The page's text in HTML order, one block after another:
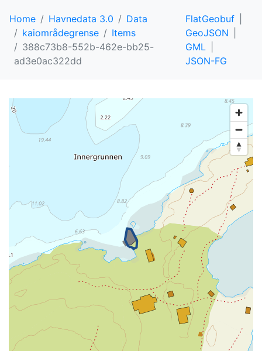
Home Havnedata 3.0
Data
kaiområdegrense
Items
388c73b8-552b-462e-bb25-
ad3e0ac322dd
FlatGeobuf
GeoJSON
GML
JSON-FG